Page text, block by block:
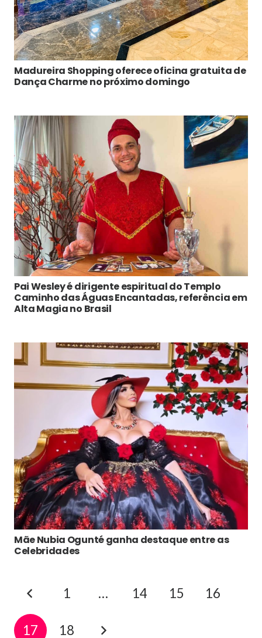
Madureira Shopping oferece oficina gratuita de
Dança Charme no próximo domingo
Pai Wesley é dirigente espiritual do Templo
Caminho das Águas Encantadas, referência em
Alta Magia no Brasil
Mãe Nubia Ogunté ganha destaque entre as
Celebridades
1 … 14 15 16
17 18